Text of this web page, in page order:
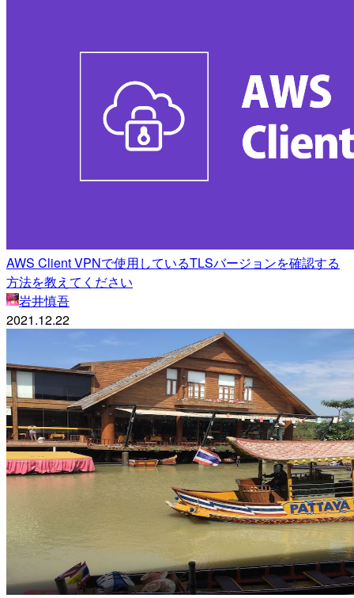
AWS Client VPNで使用しているTLSバージョンを確認する
方法を教えてください
岩井慎吾
2021.12.22